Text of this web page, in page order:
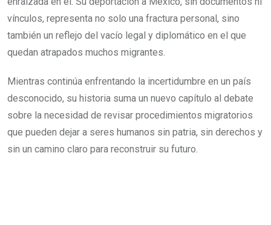
vínculos, representa no solo una fractura personal, sino
también un reflejo del vacío legal y diplomático en el que
quedan atrapados muchos migrantes.
Mientras continúa enfrentando la incertidumbre en un país
desconocido, su historia suma un nuevo capítulo al debate
sobre la necesidad de revisar procedimientos migratorios
que pueden dejar a seres humanos sin patria, sin derechos y
sin un camino claro para reconstruir su futuro.